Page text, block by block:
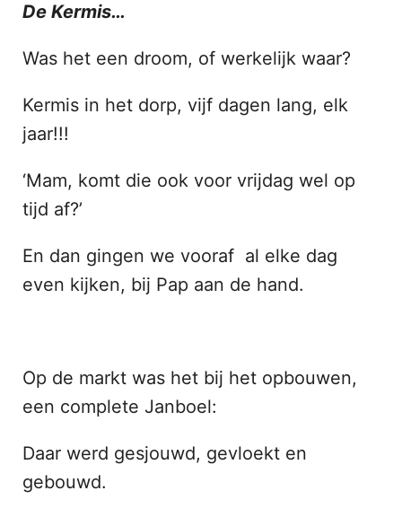
De Kermis…
Was het een droom, of werkelijk waar?
Kermis in het dorp, vijf dagen lang, elk
jaar!!!
‘Mam, komt die ook voor vrijdag wel op
tijd af?’
En dan gingen we vooraf al elke dag
even kijken, bij Pap aan de hand.
Op de markt was het bij het opbouwen,
een complete Janboel:
Daar werd gesjouwd, gevloekt en
gebouwd.